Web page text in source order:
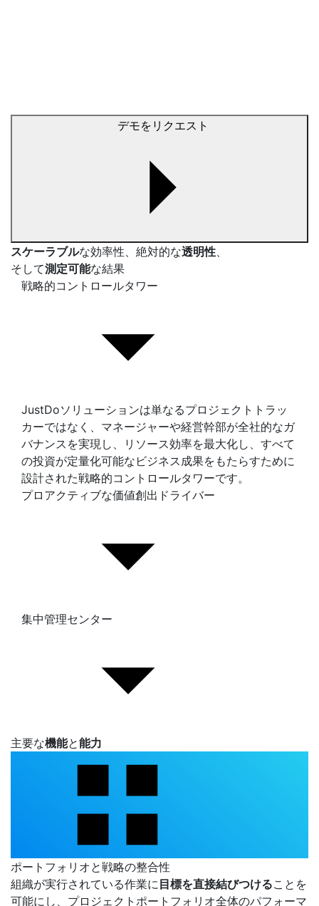
デモをリクエスト
スケーラブルな効率性、絶対的な透明性、
そして測定可能な結果
戦略的コントロールタワー
JustDoソリューションは単なるプロジェクトトラッ
カーではなく、マネージャーや経営幹部が全社的なガ
バナンスを実現し、リソース効率を最大化し、すべて
の投資が定量化可能なビジネス成果をもたらすために
設計された戦略的コントロールタワーです。
プロアクティブな価値創出ドライバー
集中管理センター
主要な機能と能力
ポートフォリオと戦略の整合性
組織が実行されている作業に目標を直接結びつけることを
可能にし、プロジェクトポートフォリオ全体のパフォーマ